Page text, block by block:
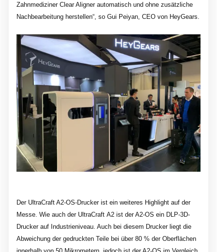
Zahnmediziner Clear Aligner automatisch und ohne zusätzliche
Nachbearbeitung herstellen“, so Gui Peiyan, CEO von HeyGears.
Der UltraCraft A2-OS-Drucker ist ein weiteres Highlight auf der
Messe. Wie auch der UltraCraft A2 ist der A2-OS ein DLP-3D-
Drucker auf Industrieniveau. Auch bei diesem Drucker liegt die
Abweichung der gedruckten Teile bei über 80 % der Oberflächen